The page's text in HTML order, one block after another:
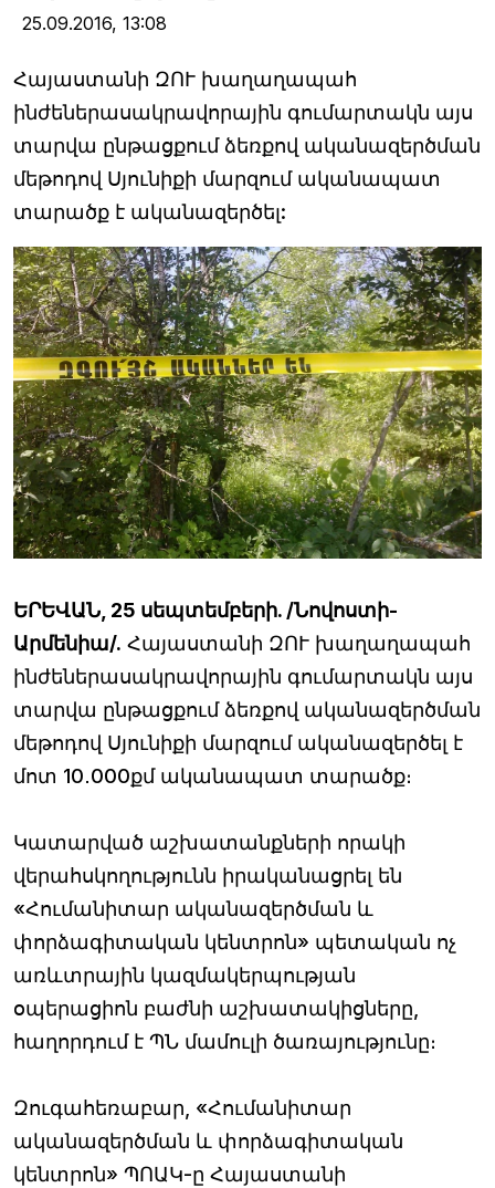
25.09.2016, 13:08
Հայաստանի ԶՈՒ խաղաղապահ
ինժեներասակրավորային գումարտակն այս
տարվա ընթացքում ձեռքով ականազերծման
մեթոդով Սյունիքի մարզում ականապատ
տարածք է ականազերծել:
ԵՐԵՎԱՆ, 25 սեպտեմբերի. /Նովոստի-
Արմենիա/. Հայաստանի ԶՈՒ խաղաղապահ
ինժեներասակրավորային գումարտակն այս
տարվա ընթացքում ձեռքով ականազերծման
մեթոդով Սյունիքի մարզում ականազերծել է
մոտ 10․000քմ ականապատ տարածք։
Կատարված աշխատանքների որակի
վերահսկողությունն իրականացրել են
«Հումանիտար ականազերծման և
փորձագիտական կենտրոն» պետական ոչ
առևտրային կազմակերպության
օպերացիոն բաժնի աշխատակիցները,
հաղորդում է ՊՆ մամուլի ծառայությունը։
Զուգահեռաբար, «Հումանիտար
ականազերծման և փորձագիտական
կենտրոն» ՊՈԱԿ-ը Հայաստանի